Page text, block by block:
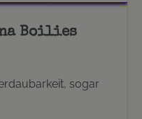
Boilies
sogar